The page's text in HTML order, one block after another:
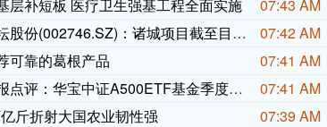
层补短板 医疗卫生强基工程全面实施
份(002746.SZ)：诸城项目截至目前已
可靠的葛根产品
评：华宝中证A500ETF基金季度涨幅1.4
斤折射大国农业韧性强
07:43 AM
07:42 AM
07:41 AM
07:41 AM
07:39 AM